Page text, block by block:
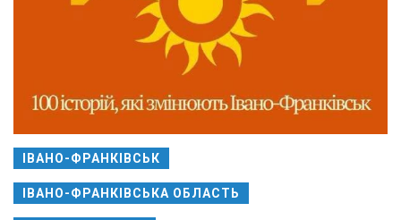
ІВАНО-ФРАНКІВСЬК
ІВАНО-ФРАНКІВСЬКА ОБЛАСТЬ